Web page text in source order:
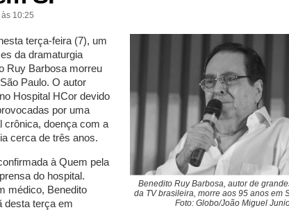
10:25
Benedito Ruy Barbosa, autor de
da TV brasileira, morre aos 95 anos em
Foto: Globo/João Miguel
terça-feira (7), um
da dramaturgia
Ruy Barbosa morreu
Paulo. O autor
Hospital HCor devido
por uma
crônica, doença com a
cerca de três anos.
à Quem pela
do hospital.
médico, Benedito
desta terça em